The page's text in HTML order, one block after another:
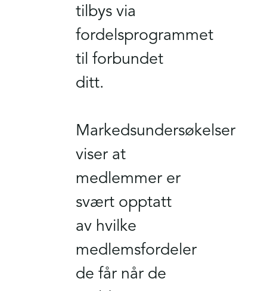
tilbys via
fordelsprogrammet
til forbundet
ditt.
Markedsundersøkelser
viser at
medlemmer er
svært opptatt
av hvilke
medlemsfordeler
de får når de